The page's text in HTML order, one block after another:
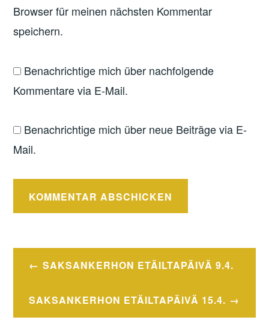
Browser für meinen nächsten Kommentar
speichern.
Benachrichtige mich über nachfolgende
Kommentare via E-Mail.
Benachrichtige mich über neue Beiträge via E-
Mail.
Beitragsnavigation
SAKSANKERHON ETÄILTAPÄIVÄ 9.4.
SAKSANKERHON ETÄILTAPÄIVÄ 15.4.